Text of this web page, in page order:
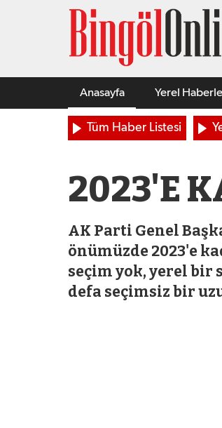
Anasayfa Yerel
Tüm Haber Listesi
2023'E
AK Parti Genel
önümüzde 2023'e
seçim yok, yerel bir
defa seçimsiz bir